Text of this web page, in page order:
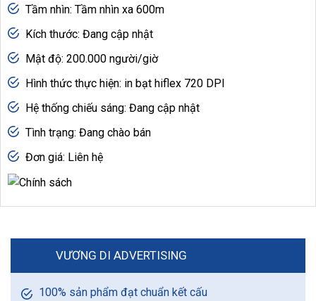
Tầm nhìn: Tầm nhìn xa 600m
Kích thước: Đang cập nhật
Mật độ: 200.000 người/giờ
Hình thức thực hiện: in bạt hiflex 720 DPI
Hệ thống chiếu sáng: Đang cập nhật
Tình trạng: Đang chào bán
Đơn giá: Liên hệ
VƯƠNG DI ADVERTISING
100% sản phẩm đạt chuẩn kết cấu